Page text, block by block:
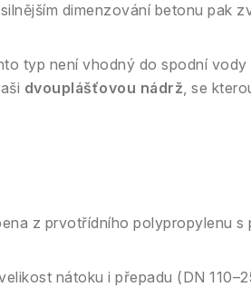
dimenzování betonu pak
typ není vhodný do spodní vody
dvouplášťovou nádrž, se
z prvotřídního polypropylenu s
nátoku i přepadu (DN